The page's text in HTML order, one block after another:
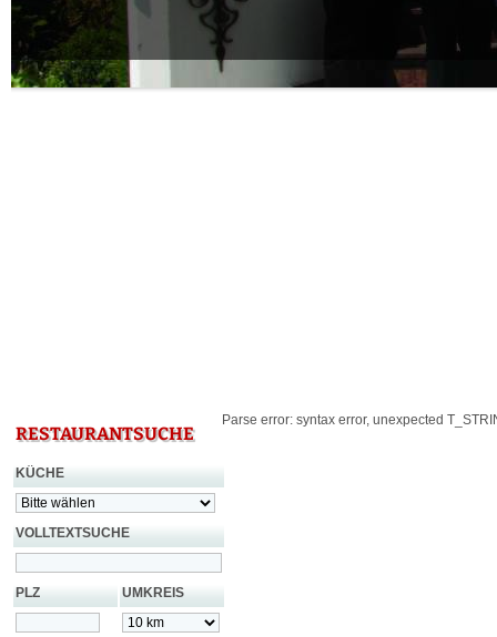
RESTAURANTSUCHE
KÜCHE
VOLLTEXTSUCHE
PLZ UMKREIS
Parse error: syntax error, unexpected